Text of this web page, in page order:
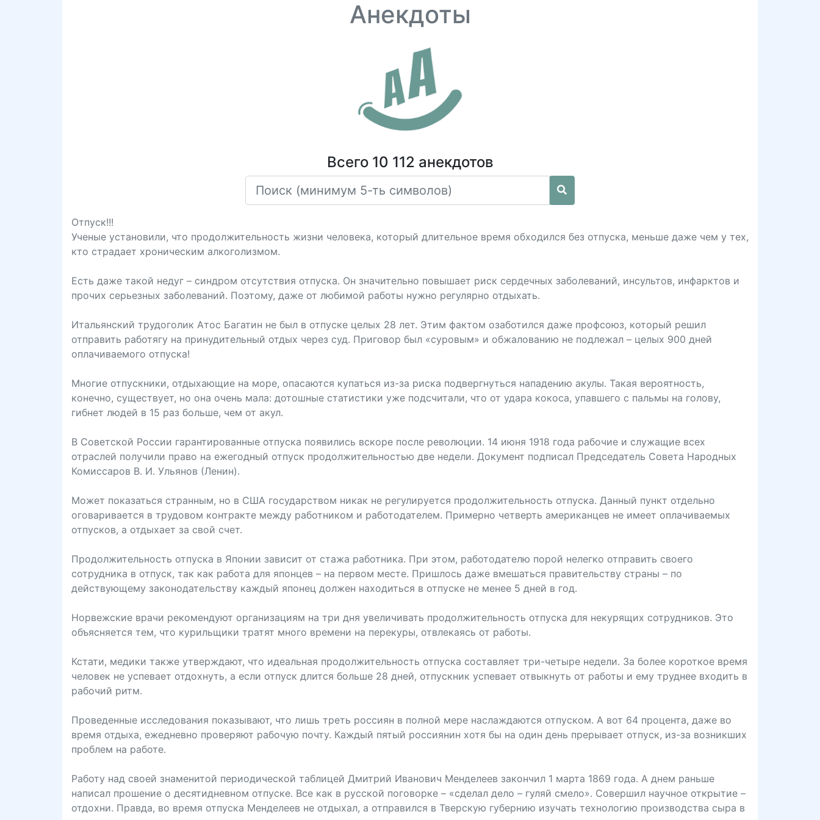
Анекдоты
Всего 10 112 анекдотов
Отпуск!!!
Ученые установили, что продолжительность жизни человека, который длительное время обходился без отпуска, меньше даже чем у тех,
кто страдает хроническим алкоголизмом.
Есть даже такой недуг – синдром отсутствия отпуска. Он значительно повышает риск сердечных заболеваний, инсультов, инфарктов и
прочих серьезных заболеваний. Поэтому, даже от любимой работы нужно регулярно отдыхать.
Итальянский трудоголик Атос Багатин не был в отпуске целых 28 лет. Этим фактом озаботился даже профсоюз, который решил
отправить работягу на принудительный отдых через суд. Приговор был «суровым» и обжалованию не подлежал – целых 900 дней
оплачиваемого отпуска!
Многие отпускники, отдыхающие на море, опасаются купаться из-за риска подвергнуться нападению акулы. Такая вероятность,
конечно, существует, но она очень мала: дотошные статистики уже подсчитали, что от удара кокоса, упавшего с пальмы на голову,
гибнет людей в 15 раз больше, чем от акул.
В Советской России гарантированные отпуска появились вскоре после революции. 14 июня 1918 года рабочие и служащие всех
отраслей получили право на ежегодный отпуск продолжительностью две недели. Документ подписал Председатель Совета Народных
Комиссаров В. И. Ульянов (Ленин).
Может показаться странным, но в США государством никак не регулируется продолжительность отпуска. Данный пункт отдельно
оговаривается в трудовом контракте между работником и работодателем. Примерно четверть американцев не имеет оплачиваемых
отпусков, а отдыхает за свой счет.
Продолжительность отпуска в Японии зависит от стажа работника. При этом, работодателю порой нелегко отправить своего
сотрудника в отпуск, так как работа для японцев – на первом месте. Пришлось даже вмешаться правительству страны – по
действующему законодательству каждый японец должен находиться в отпуске не менее 5 дней в год.
Норвежские врачи рекомендуют организациям на три дня увеличивать продолжительность отпуска для некурящих сотрудников. Это
объясняется тем, что курильщики тратят много времени на перекуры, отвлекаясь от работы.
Кстати, медики также утверждают, что идеальная продолжительность отпуска составляет три-четыре недели. За более короткое время
человек не успевает отдохнуть, а если отпуск длится больше 28 дней, отпускник успевает отвыкнуть от работы и ему труднее входить в
рабочий ритм.
Проведенные исследования показывают, что лишь треть россиян в полной мере наслаждаются отпуском. А вот 64 процента, даже во
время отдыха, ежедневно проверяют рабочую почту. Каждый пятый россиянин хотя бы на один день прерывает отпуск, из-за возникших
проблем на работе.
Работу над своей знаменитой периодической таблицей Дмитрий Иванович Менделеев закончил 1 марта 1869 года. А днем раньше
написал прошение о десятидневном отпуске. Все как в русской поговорке – «сделал дело – гуляй смело». Совершил научное открытие –
отдохни. Правда, во время отпуска Менделеев не отдыхал, а отправился в Тверскую губернию изучать технологию производства сыра в